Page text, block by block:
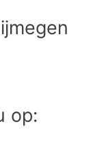
op: